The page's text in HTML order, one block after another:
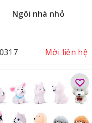
Ngôi nhà nhỏ
Mời liên hệ